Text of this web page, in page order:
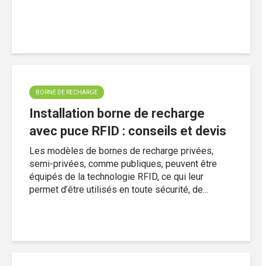
BORNE DE RECHARGE
Installation borne de recharge
avec puce RFID : conseils et devis
Les modèles de bornes de recharge privées,
semi-privées, comme publiques, peuvent être
équipés de la technologie RFID, ce qui leur
permet d’être utilisés en toute sécurité, de...